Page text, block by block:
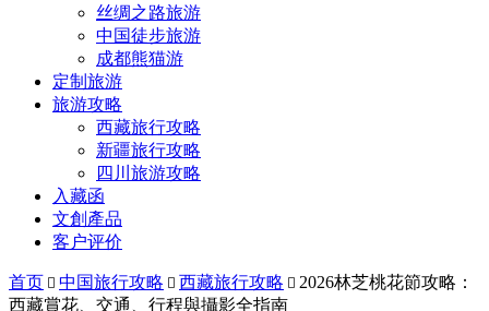
丝绸之路旅游
中国徒步旅游
成都熊猫游
定制旅游
旅游攻略
西藏旅行攻略
新疆旅行攻略
四川旅游攻略
入藏函
文創產品
客户评价
首页  中国旅行攻略  西藏旅行攻略  2026林芝桃花節攻略：
西藏賞花、交通、行程與攝影全指南